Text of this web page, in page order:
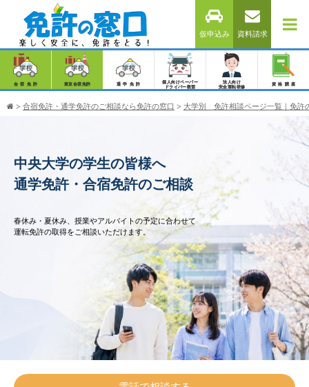
仮申込み 資料請求
合宿免許 東京合宿免許 通学免許
個人向けペーパー
ドライバー教習
法人向け
安全運転研修
資格講座
> 合宿免許・通学免許のご相談なら免許の窓口 > 大学別 免許相談ページ一覧｜免許
中央大学の学生の皆様へ
通学免許・合宿免許のご相談
春休み・夏休み、授業やアルバイトの予定に合わせて
運転免許の取得をご相談いただけます。